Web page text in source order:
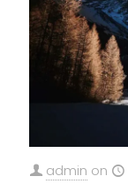
admin on